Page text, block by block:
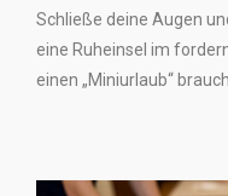
Schließe deine Augen
eine Ruheinsel im
einen „Miniurlaub“